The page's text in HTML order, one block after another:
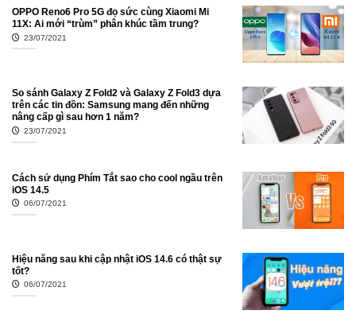
OPPO Reno6 Pro 5G đọ sức cùng Xiaomi Mi
11X: Ai mới “trùm” phân khúc tầm trung?
23/07/2021
So sánh Galaxy Z Fold2 và Galaxy Z Fold3 dựa
trên các tin đồn: Samsung mang đến những
nâng cấp gì sau hơn 1 năm?
23/07/2021
Cách sử dụng Phím Tắt sao cho cool ngầu trên
iOS 14.5
06/07/2021
Hiệu năng sau khi cập nhật iOS 14.6 có thật sự
tốt?
06/07/2021